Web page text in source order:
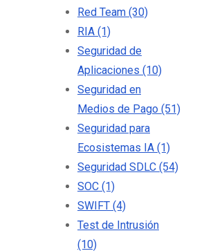
Red Team (30)
RIA (1)
Seguridad de
Aplicaciones (10)
Seguridad en
Medios de Pago (51)
Seguridad para
Ecosistemas IA (1)
Seguridad SDLC (54)
SOC (1)
SWIFT (4)
Test de Intrusión
(10)